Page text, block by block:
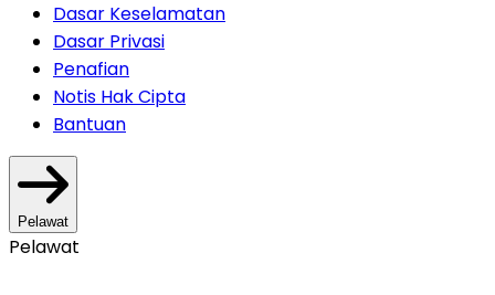
Dasar Keselamatan
Dasar Privasi
Penafian
Notis Hak Cipta
Bantuan
Pelawat
Pelawat